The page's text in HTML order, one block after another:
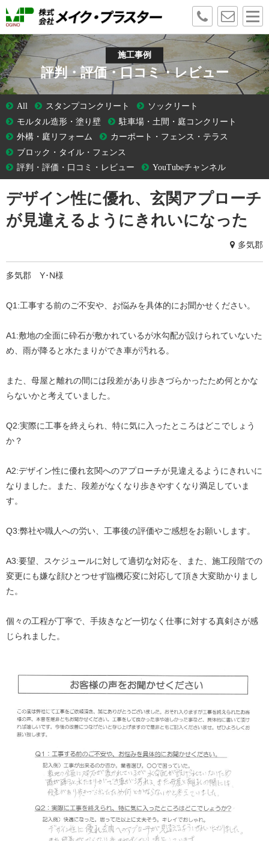
施工事例
評判・評価・口コミ・レビュー
All スタンプコンクリート
ソックリート
モルタル造形・塗り壁
駐車場・土間・庭コンクリート
外構・庭リフォーム
カーポート・フェンス・テラス
ブロック・タイル・フェンス
評判・評価・口コミ・レビュー
YouTubeチャンネル
デザイン性に優れ、玄関アプローチ
が見違えるようにきれいになった
多気郡
多気郡 Y･N様
Q1:工事する前のご不安や、お悩みを具体的にお聞かせください。
A1:敷地の全面に砕石が敷かれているが水勾配が設けられていないた
め、雨が降ると水たまりができ車が汚れる。
また、母屋と離れの間には段差があり歩きづらかったため何とかな
らないかと考えていました。
Q2:実際に工事を終えられ、特に気に入ったところはどこでしょう
か？
A2:デザイン性に優れ玄関へのアプローチが見違えるようにきれいに
なりました。また、段差がなくなり歩きやすくなり満足していま
す。
Q3:弊社や職人への労い、工事後の評価やご感想をお願いします。
A3:要望、スケジュールに対して適切な対応を、また、施工段階での
変更にも嫌な顔ひとつせず臨機応変に対応して頂き大変助かりまし
た。
個々の工程が丁寧で、手抜きなど一切なく仕事に対する真剣さが感
じられました。